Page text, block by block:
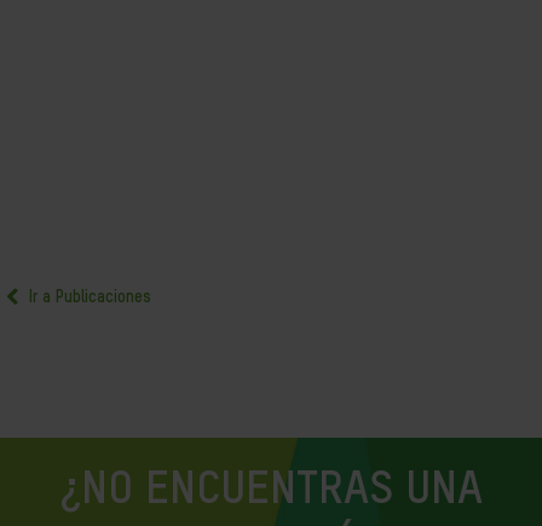
Ir a Publicaciones
¿NO ENCUENTRAS UNA